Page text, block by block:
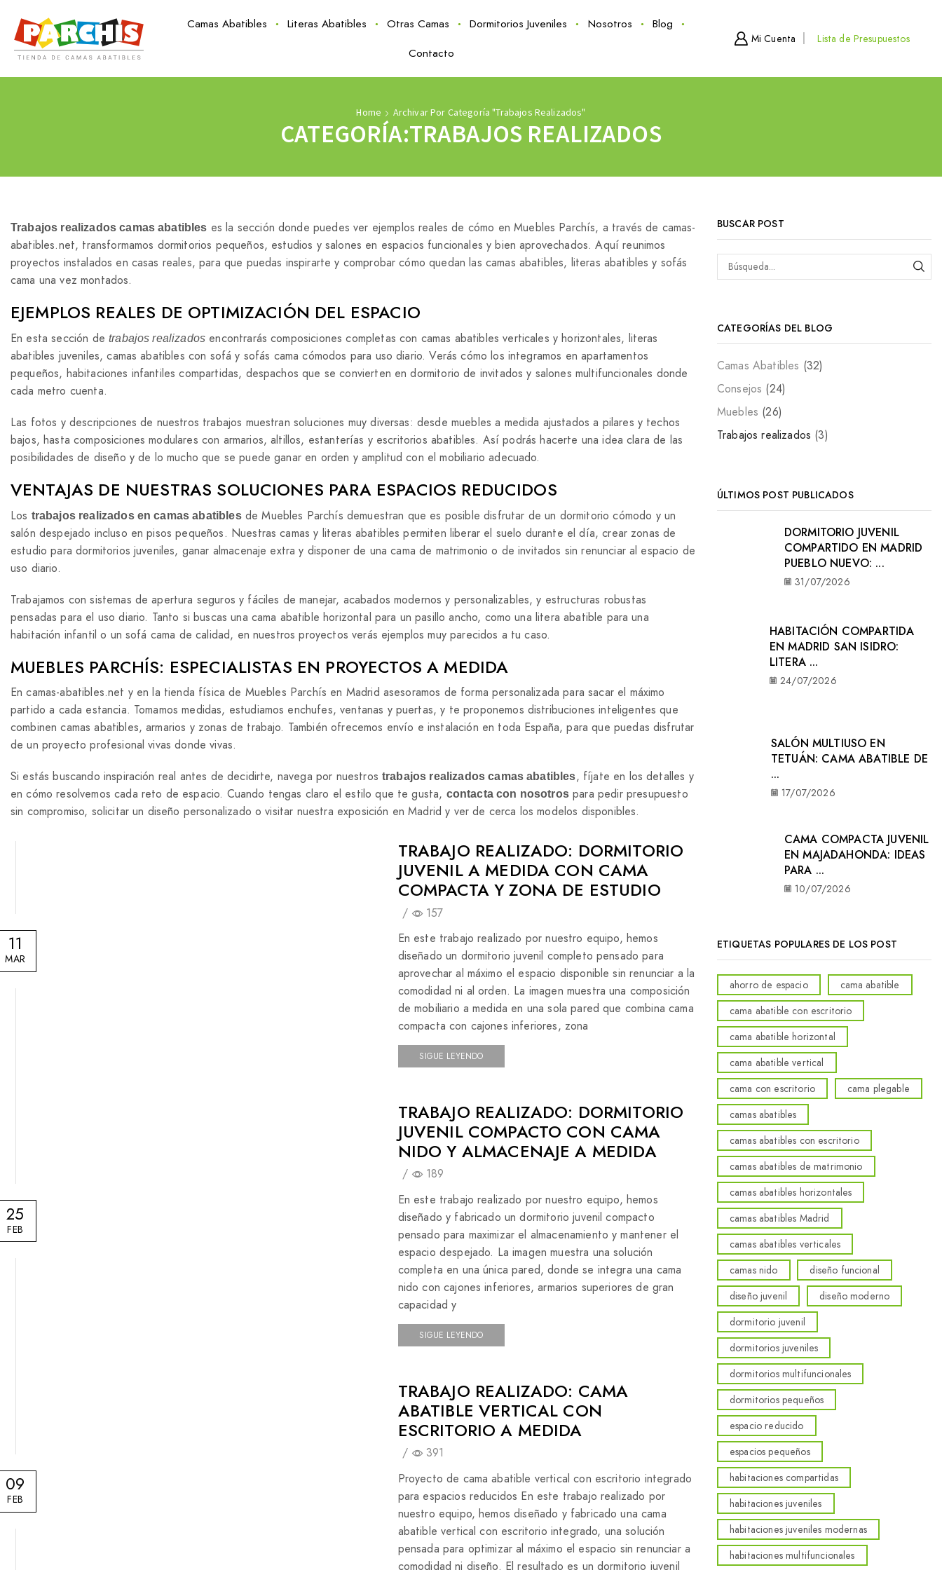
Camas Abatibles Literas Abatibles Otras Camas Dormitorios Juveniles Nosotros
Blog
Contacto
Mi Cuenta Lista de Presupuestos
Home Archivar Por Categoría "Trabajos Realizados"
CATEGORÍA:TRABAJOS REALIZADOS
Trabajos realizados camas abatibles es la sección donde puedes ver ejemplos reales de cómo en Muebles Parchís, a través de camas-
abatibles.net, transformamos dormitorios pequeños, estudios y salones en espacios funcionales y bien aprovechados. Aquí reunimos
proyectos instalados en casas reales, para que puedas inspirarte y comprobar cómo quedan las camas abatibles, literas abatibles y sofás
cama una vez montados.
EJEMPLOS REALES DE OPTIMIZACIÓN DEL ESPACIO
En esta sección detrabajos realizados encontrarás composiciones completas con camas abatibles verticales y horizontales, literas
abatibles juveniles, camas abatibles con sofá y sofás cama cómodos para uso diario. Verás cómo los integramos en apartamentos
pequeños, habitaciones infantiles compartidas, despachos que se convierten en dormitorio de invitados y salones multifuncionales donde
cada metro cuenta.
Las fotos y descripciones de nuestros trabajos muestran soluciones muy diversas: desde muebles a medida ajustados a pilares y techos
bajos, hasta composiciones modulares con armarios, altillos, estanterías y escritorios abatibles. Así podrás hacerte una idea clara de las
posibilidades de diseño y de lo mucho que se puede ganar en orden y amplitud con el mobiliario adecuado.
VENTAJAS DE NUESTRAS SOLUCIONES PARA ESPACIOS REDUCIDOS
Los trabajos realizados en camas abatiblesde Muebles Parchís demuestran que es posible disfrutar de un dormitorio cómodo y un
salón despejado incluso en pisos pequeños. Nuestras camas y literas abatibles permiten liberar el suelo durante el día, crear zonas de
estudio para dormitorios juveniles, ganar almacenaje extra y disponer de una cama de matrimonio o de invitados sin renunciar al espacio de
uso diario.
Trabajamos con sistemas de apertura seguros y fáciles de manejar, acabados modernos y personalizables, y estructuras robustas
pensadas para el uso diario. Tanto si buscas una cama abatible horizontal para un pasillo ancho, como una litera abatible para una
habitación infantil o un sofá cama de calidad, en nuestros proyectos verás ejemplos muy parecidos a tu caso.
MUEBLES PARCHÍS: ESPECIALISTAS EN PROYECTOS A MEDIDA
En camas-abatibles.net y en la tienda física de Muebles Parchís en Madrid asesoramos de forma personalizada para sacar el máximo
partido a cada estancia. Tomamos medidas, estudiamos enchufes, ventanas y puertas, y te proponemos distribuciones inteligentes que
combinen camas abatibles, armarios y zonas de trabajo. También ofrecemos envío e instalación en toda España, para que puedas disfrutar
de un proyecto profesional vivas donde vivas.
Si estás buscando inspiración real antes de decidirte, navega por nuestros trabajos realizados camas abatibles, fíjate en los detalles y
en cómo resolvemos cada reto de espacio. Cuando tengas claro el estilo que te gusta, contacta con nosotrospara pedir presupuesto
sin compromiso, solicitar un diseño personalizado o visitar nuestra exposición en Madrid y ver de cerca los modelos disponibles.
TRABAJO REALIZADO: DORMITORIO
JUVENIL A MEDIDA CON CAMA
COMPACTA Y ZONA DE ESTUDIO
/
157
En este trabajo realizado por nuestro equipo, hemos
diseñado un dormitorio juvenil completo pensado para
aprovechar al máximo el espacio disponible sin renunciar a la
comodidad ni al orden. La imagen muestra una composición
de mobiliario a medida en una sola pared que combina cama
compacta con cajones inferiores, zona
SIGUE LEYENDO
11
MAR
TRABAJO REALIZADO: DORMITORIO
JUVENIL COMPACTO CON CAMA
NIDO Y ALMACENAJE A MEDIDA
/
189
En este trabajo realizado por nuestro equipo, hemos
diseñado y fabricado un dormitorio juvenil compacto
pensado para maximizar el almacenamiento y mantener el
espacio despejado. La imagen muestra una solución
completa en una única pared, donde se integra una cama
nido con cajones inferiores, armarios superiores de gran
capacidad y
SIGUE LEYENDO
25
FEB
TRABAJO REALIZADO: CAMA
ABATIBLE VERTICAL CON
ESCRITORIO A MEDIDA
/
391
Proyecto de cama abatible vertical con escritorio integrado
para espacios reducidos En este trabajo realizado por
nuestro equipo, hemos diseñado y fabricado una cama
abatible vertical con escritorio integrado, una solución
pensada para optimizar al máximo el espacio sin renunciar a
comodidad ni diseño. El resultado es un dormitorio juvenil
09
FEB
BUSCAR POST
CATEGORÍAS DEL BLOG
Camas Abatibles (32)
Consejos (24)
Muebles (26)
Trabajos realizados (3)
ÚLTIMOS POST PUBLICADOS
DORMITORIO JUVENIL
COMPARTIDO EN MADRID
PUEBLO NUEVO: ...
31/07/2026
HABITACIÓN COMPARTIDA
EN MADRID SAN ISIDRO:
LITERA ...
24/07/2026
SALÓN MULTIUSO EN
TETUÁN: CAMA ABATIBLE DE
...
17/07/2026
CAMA COMPACTA JUVENIL
EN MAJADAHONDA: IDEAS
PARA ...
10/07/2026
ETIQUETAS POPULARES DE LOS POST
ahorro de espacio
cama abatible
cama abatible con escritorio
cama abatible horizontal
cama abatible vertical
cama con escritorio
cama plegable
camas abatibles
camas abatibles con escritorio
camas abatibles de matrimonio
camas abatibles horizontales
camas abatibles Madrid
camas abatibles verticales
camas nido
diseño funcional
diseño juvenil
diseño moderno
dormitorio juvenil
dormitorios juveniles
dormitorios multifuncionales
dormitorios pequeños
espacio reducido
espacios pequeños
habitaciones compartidas
habitaciones juveniles
habitaciones juveniles modernas
habitaciones multifuncionales